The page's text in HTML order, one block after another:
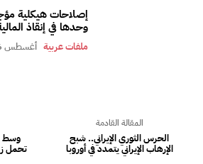
إصلاحات هيكلية
وحدها في إنقاذ
ملفات عربية أغسطس 6, 2026
وسط
تحمل
المقالة القادمة
الحرس الثوري الإيراني.. شبح
الإرهاب الإيراني يتمدد في أوروبا